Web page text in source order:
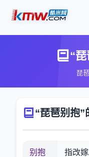
“
琵
“琵琶别抱”
别抱
指改